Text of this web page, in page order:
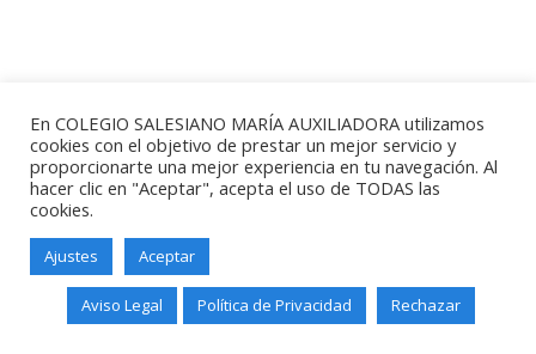
En COLEGIO SALESIANO MARÍA AUXILIADORA utilizamos
cookies con el objetivo de prestar un mejor servicio y
proporcionarte una mejor experiencia en tu navegación. Al
hacer clic en "Aceptar", acepta el uso de TODAS las
cookies.
Ajustes Aceptar
Aviso Legal Política de Privacidad Rechazar